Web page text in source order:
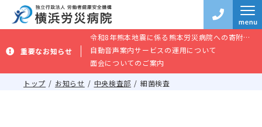
重要なお知らせ
令和8年熊本地震に係る熊本労災病院への寄附のお願い
自動音声案内サービスの運用について
面会についてのご案内
トップ お知らせ 中央検査部 細菌検査